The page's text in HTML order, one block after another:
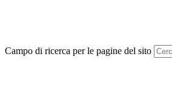
Campo di ricerca per le pagine del sito